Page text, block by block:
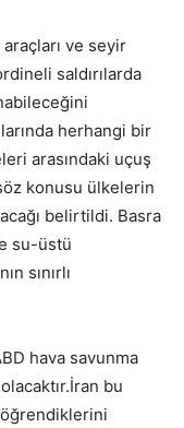
ve seyir
saldırılarda
herhangi bir
arasındaki uçuş
konusu ülkelerin
belirtildi. Basra
su-üstü
sınırlı
hava savunma
bu
öğrendiklerini